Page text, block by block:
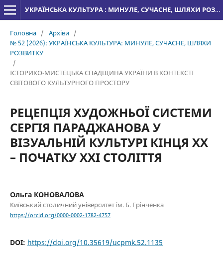
УКРАЇНСЬКА КУЛЬТУРА : МИНУЛЕ, СУЧАСНЕ, ШЛЯХИ РОЗВИТКУ
Головна / Архіви /
№ 52 (2026): УКРАЇНСЬКА КУЛЬТУРА: МИНУЛЕ, СУЧАСНЕ, ШЛЯХИ
РОЗВИТКУ
/
ІСТОРИКО-МИСТЕЦЬКА СПАДЩИНА УКРАЇНИ В КОНТЕКСТІ
СВІТОВОГО КУЛЬТУРНОГО ПРОСТОРУ
РЕЦЕПЦІЯ ХУДОЖНЬОЇ СИСТЕМИ
СЕРГІЯ ПАРАДЖАНОВА У
ВІЗУАЛЬНІЙ КУЛЬТУРІ КІНЦЯ ХХ
– ПОЧАТКУ ХХІ СТОЛІТТЯ
Ольга КОНОВАЛОВА
Київський столичний університет ім. Б. Грінченка
https://orcid.org/0000-0002-1782-4757
DOI: https://doi.org/10.35619/ucpmk.52.1135